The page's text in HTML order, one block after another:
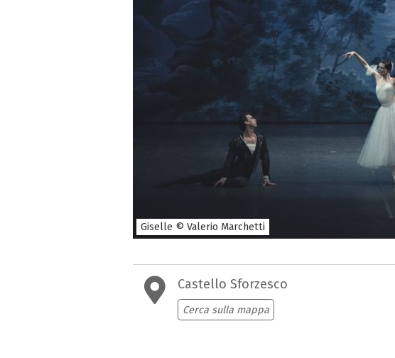
Giselle © Valerio Marchetti
Castello Sforzesco
Cerca sulla mappa